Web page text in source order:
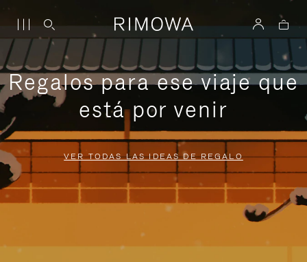
Regalos para ese viaje que
está por venir
VER TODAS LAS IDEAS DE REGALO